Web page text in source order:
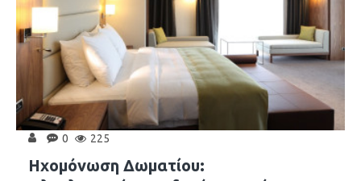
0 225
Ηχομόνωση Δωματίου: